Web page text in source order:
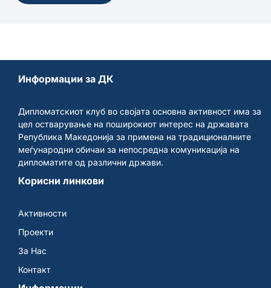
Информации за ДК
Дипломатскиот клуб во својата основна активност има за
цел остварување на поширокиот интерес на државата
Република Македонија за примена на традиционалните
меѓународни обичаи за непосредна комуникација на
дипломатите од различни држави.
Корисни линкови
Активности
Проекти
За Нас
Контакт